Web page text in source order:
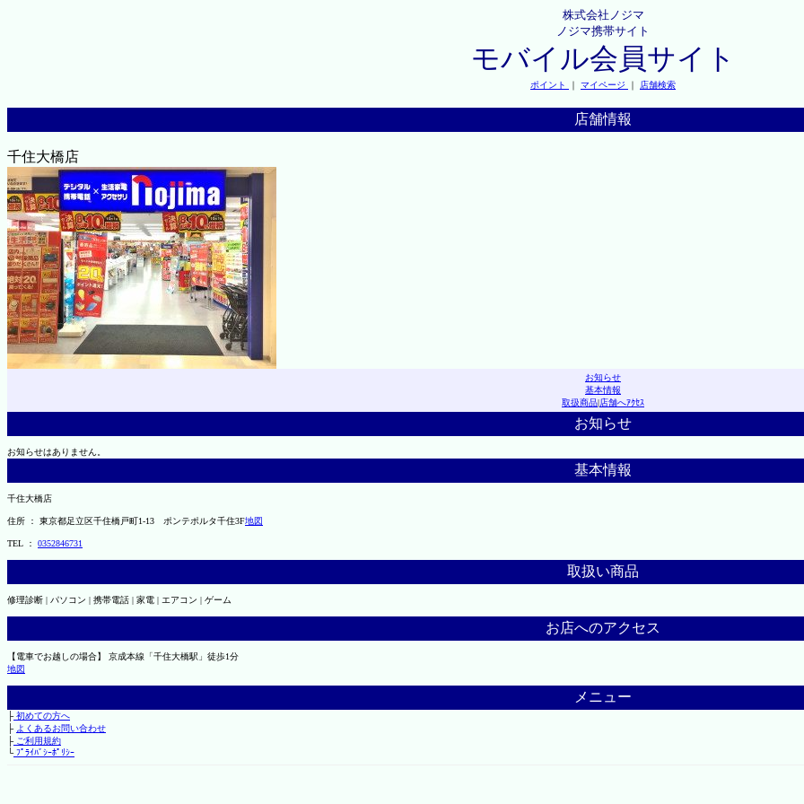
株式会社ノジマ
ノジマ携帯サイト
モバイル会員サイト
ポイント ｜ マイページ ｜ 店舗検索
店舗情報
千住大橋店
お知らせ
基本情報
取扱商品|店舗へｱｸｾｽ
お知らせ
お知らせはありません。
基本情報
千住大橋店
住所 ： 東京都足立区千住橋戸町1-13 ポンテポルタ千住3F地図
TEL ： 0352846731
取扱い商品
修理診断 | パソコン | 携帯電話 | 家電 | エアコン | ゲーム
お店へのアクセス
【電車でお越しの場合】 京成本線「千住大橋駅」徒歩1分
地図
メニュー
├初めての方へ
├ よくあるお問い合わせ
├ご利用規約
└ﾌﾟﾗｲﾊﾞｼｰﾎﾟﾘｼｰ